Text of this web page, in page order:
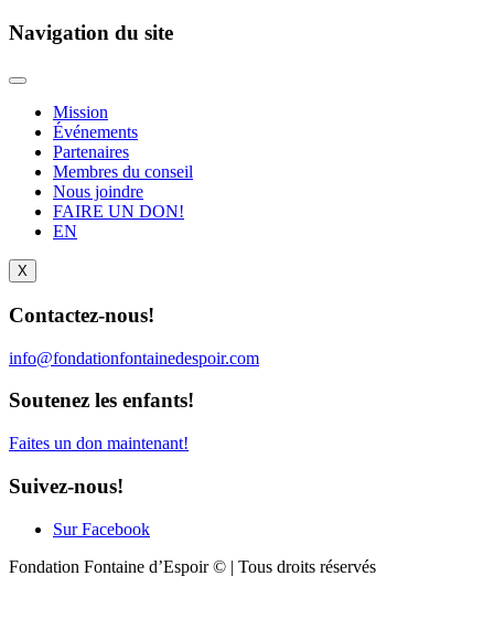
Navigation du site
Mission
Événements
Partenaires
Membres du conseil
Nous joindre
FAIRE UN DON!
EN
X
Contactez-nous!
info@fondationfontainedespoir.com
Soutenez les enfants!
Faites un don maintenant!
Suivez-nous!
Sur Facebook
Fondation Fontaine d’Espoir © | Tous droits réservés